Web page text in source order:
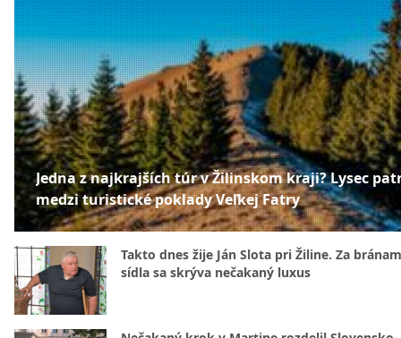
Jedna z najkrajších túr v Žilinskom kraji? Lysec
medzi turistické poklady Veľkej Fatry
Takto dnes žije Ján Slota pri Žiline. Za
sídla sa skrýva nečakaný luxus